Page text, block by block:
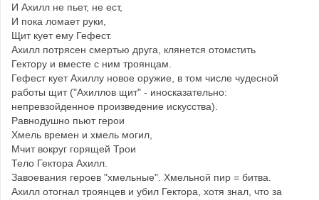
И Ахилл не пьет, не ест,
И пока ломает руки,
Щит кует ему Гефест.
Ахилл потрясен смертью друга, клянется отомстить
Гектору и вместе с ним троянцам.
Гефест кует Ахиллу новое оружие, в том числе чудесной
работы щит ("Ахиллов щит" - иносказательно:
непревзойденное произведение искусства).
Равнодушно пьют герои
Хмель времен и хмель могил,
Мчит вокруг горящей Трои
Тело Гектора Ахилл.
Завоевания героев "хмельные". Хмельной пир = битва.
Ахилл отогнал троянцев и убил Гектора, хотя знал, что за